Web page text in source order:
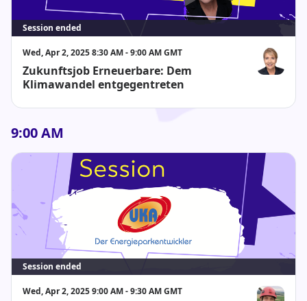
Session ended
Wed, Apr 2, 2025 8:30 AM - 9:00 AM GMT
Zukunftsjob Erneuerbare: Dem
Klimawandel entgegentreten
Dr. Simone
9:00 AM
Session ended
Wed, Apr 2, 2025 9:00 AM - 9:30 AM GMT